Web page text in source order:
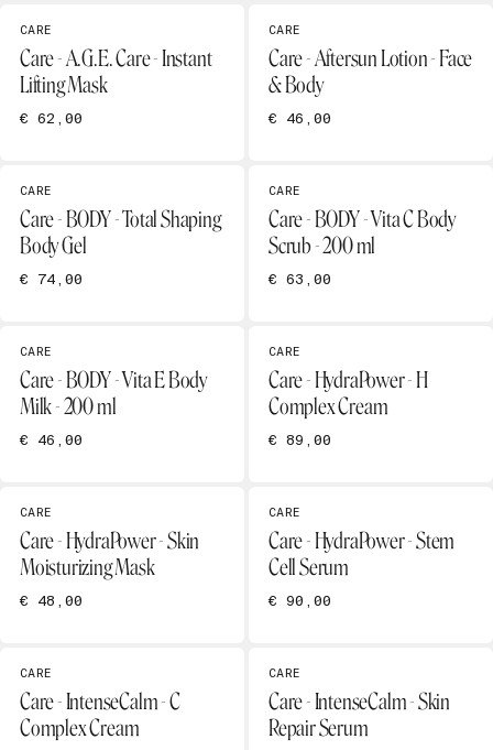
CARE
Care - A.G.E. Care - Instant
Lifting Mask
€ 62,00
CARE
Care - Aftersun Lotion - Face
& Body
€ 46,00
CARE
Care - BODY - Total Shaping
Body Gel
€ 74,00
CARE
Care - BODY - Vita C Body
Scrub - 200 ml
€ 63,00
CARE
Care - BODY - Vita E Body
Milk - 200 ml
€ 46,00
CARE
Care - HydraPower - H
Complex Cream
€ 89,00
CARE
Care - HydraPower - Skin
Moisturizing Mask
€ 48,00
CARE
Care - HydraPower - Stem
Cell Serum
€ 90,00
CARE
Care - IntenseCalm - C
Complex Cream
CARE
Care - IntenseCalm - Skin
Repair Serum